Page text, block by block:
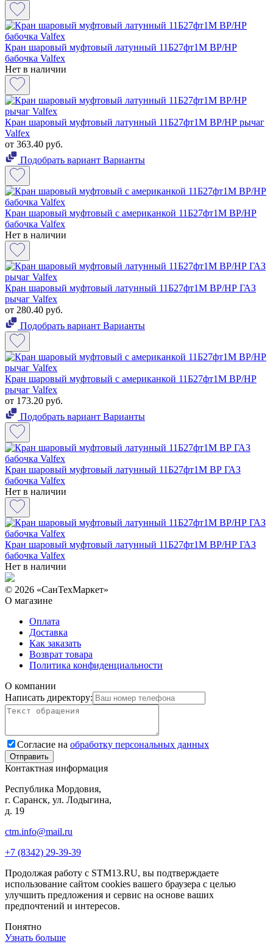
Кран шаровый муфтовый латунный 11Б27фт1М ВР/НР
бабочка Valfex
Нет в наличии
Кран шаровый муфтовый латунный 11Б27фт1М ВР/НР рычаг
Valfex
от 363.40 руб.
Подобрать вариант Варианты
Кран шаровый муфтовый с американкой 11Б27фт1М ВР/НР
бабочка Valfex
Нет в наличии
Кран шаровый муфтовый латунный 11Б27фт1М ВР/НР ГАЗ
рычаг Valfex
от 280.40 руб.
Подобрать вариант Варианты
Кран шаровый муфтовый с американкой 11Б27фт1М ВР/НР
рычаг Valfex
от 173.20 руб.
Подобрать вариант Варианты
Кран шаровый муфтовый латунный 11Б27фт1М ВР ГАЗ
бабочка Valfex
Нет в наличии
Кран шаровый муфтовый латунный 11Б27фт1М ВР/НР ГАЗ
бабочка Valfex
Нет в наличии
© 2026 «СанТехМаркет»
О магазине
Оплата
Доставка
Как заказать
Возврат товара
Политика конфиденциальности
О компании
Написать директору:
Согласие на обработку персональных данных
Контактная информация
Республика Мордовия,
г. Саранск, ул. Лодыгина,
д. 19
ctm.info@mail.ru
+7 (8342) 29-39-39
Продолжая работу с STM13.RU, вы подтверждаете
использование сайтом cookies вашего браузера с целью
улучшить предложения и сервис на основе ваших
предпочтений и интересов.
Понятно
Узнать больше